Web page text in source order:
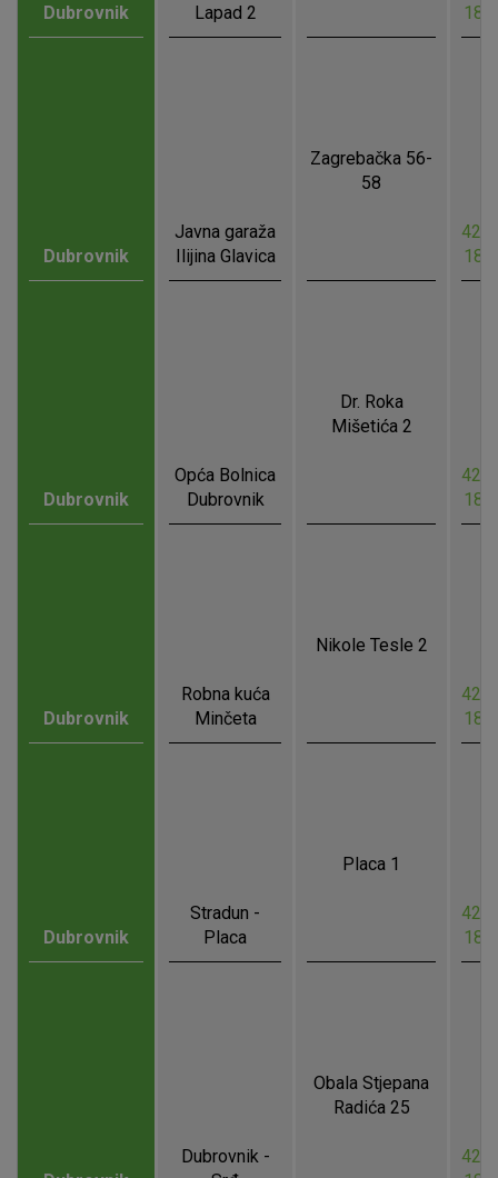
Dubrovnik
Lapad 2
Dubrovnik
Javna garaža
Ilijina Glavica
Zagrebačka 56-
58
Dubrovnik
Opća Bolnica
Dubrovnik
Dr. Roka
Mišetića 2
Dubrovnik
Robna kuća
Minčeta
Nikole Tesle 2
Dubrovnik
Stradun -
Placa
Placa 1
Dubrovnik -
Obala Stjepana
Radića 25